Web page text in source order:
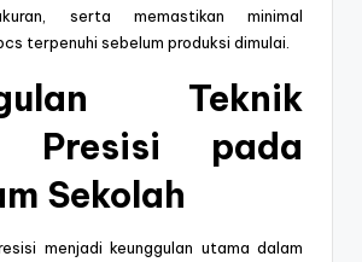
serta memastikan minimal
terpenuhi sebelum produksi dimulai.
Teknik
Presisi pada
Sekolah
menjadi keunggulan utama dalam